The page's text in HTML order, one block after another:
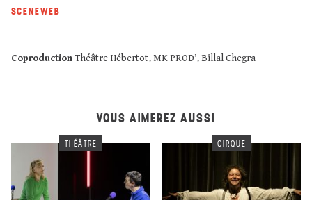
SCENEWEB
CoproductionThéâtre Hébertot, MK PROD’, Billal Chegra
VOUS AIMEREZ AUSSI
THÉÂTRE CIRQUE